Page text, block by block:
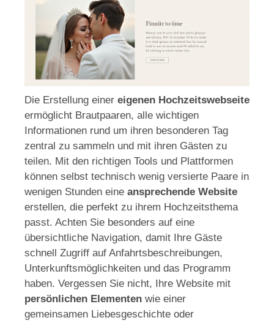
Die Erstellung einer eigenen Hochzeitswebseite
ermöglicht Brautpaaren, alle wichtigen
Informationen rund um ihren besonderen Tag
zentral zu sammeln und mit ihren Gästen zu
teilen. Mit den richtigen Tools und Plattformen
können selbst technisch wenig versierte Paare in
wenigen Stunden eine ansprechende Website
erstellen, die perfekt zu ihrem Hochzeitsthema
passt. Achten Sie besonders auf eine
übersichtliche Navigation, damit Ihre Gäste
schnell Zugriff auf Anfahrtsbeschreibungen,
Unterkunftsmöglichkeiten und das Programm
haben. Vergessen Sie nicht, Ihre Website mit
persönlichen Elementen wie einer
gemeinsamen Liebesgeschichte oder